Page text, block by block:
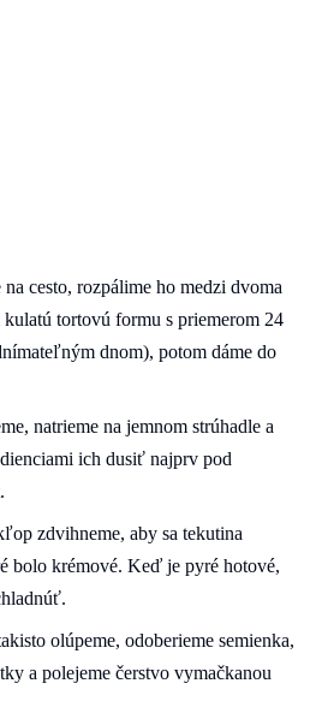
cesto, rozpálime ho medzi dvoma
tortovú formu s priemerom 24
dnom), potom dáme do
natrieme na jemnom strúhadle a
ich dusiť najprv pod
zdvihneme, aby sa tekutina
bolo krémové. Keď je pyré hotové,
olúpeme, odoberieme semienka,
a polejeme čerstvo vymačkanou